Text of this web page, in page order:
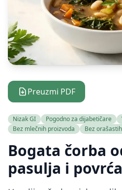
Preuzmi PDF
Nizak GI Pogodno za dijabetičare
Bez mlečnih proizvoda
Bez
Bogata čorba
pasulja i povrća